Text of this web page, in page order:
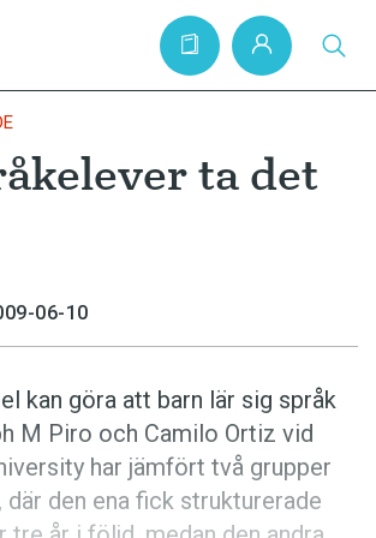
ta det
06-10
kan göra att barn lär sig språk
M Piro och Camilo Ortiz vid
har jämfört två grupper
där den ena fick strukturerade